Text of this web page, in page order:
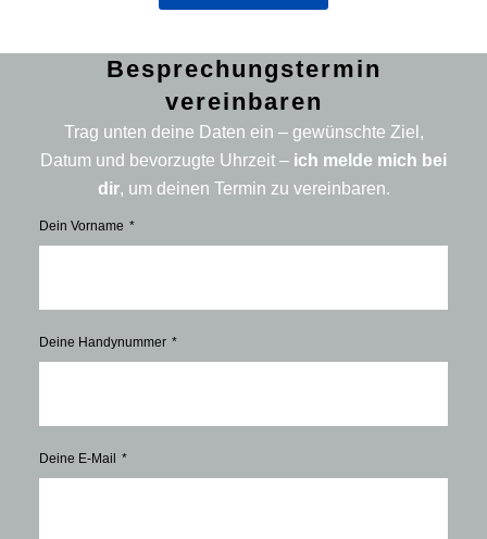
Besprechungstermin
vereinbaren
Trag unten deine Daten ein – gewünschte Ziel,
Datum und bevorzugte Uhrzeit – ich melde mich bei
dir, um deinen Termin zu vereinbaren.
Dein Vorname
Deine Handynummer
Deine E-Mail